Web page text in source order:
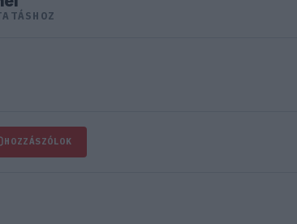
HOZZÁSZÓLOK